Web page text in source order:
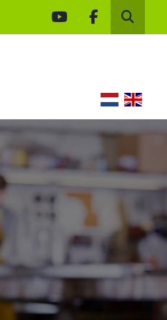
youtubefacebook
Zoek